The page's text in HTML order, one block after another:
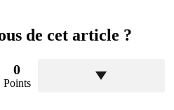
de cet article ?
0
Points